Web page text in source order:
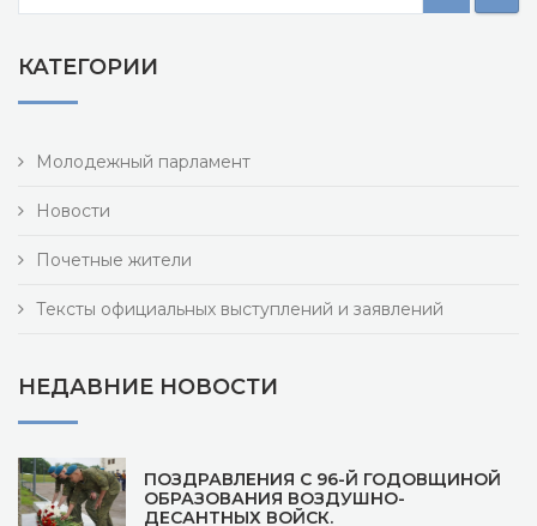
КАТЕГОРИИ
Молодежный парламент
Новости
Почетные жители
Тексты официальных выступлений и заявлений
НЕДАВНИЕ НОВОСТИ
ПОЗДРАВЛЕНИЯ С 96-Й ГОДОВЩИНОЙ
ОБРАЗОВАНИЯ ВОЗДУШНО-
ДЕСАНТНЫХ ВОЙСК.